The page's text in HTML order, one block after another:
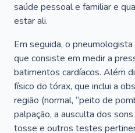
saúde pessoal e familiar e
estar ali.
Em seguida, o
que consiste em medir a
batimentos cardíacos. Além
físico do tórax, que inclui a
região (normal, “peito de
palpação, a ausculta dos
tosse e outros testes